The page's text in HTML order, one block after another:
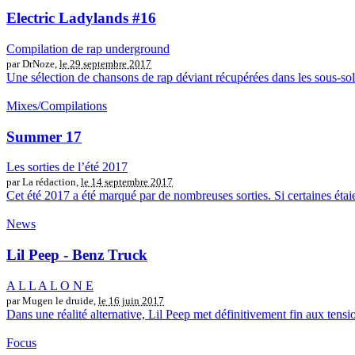
Electric Ladylands #16
Compilation de rap underground
par DrNoze, le 29 septembre 2017
Une sélection de chansons de rap déviant récupérées dans les
Mixes/Compilations
Summer 17
Les sorties de l’été 2017
par La rédaction, le 14 septembre 2017
Cet été 2017 a été marqué par de nombreuses sorties. Si certaines
News
Lil Peep - Benz Truck
A L L A L O N E
par Mugen le druide, le 16 juin 2017
Dans une réalité alternative, Lil Peep met définitivement fin aux
Focus